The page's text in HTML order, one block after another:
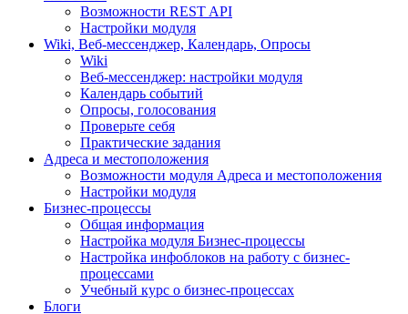
Возможности REST API
Настройки модуля
Wiki, Веб-мессенджер, Календарь, Опросы
Wiki
Веб-мессенджер: настройки модуля
Календарь событий
Опросы, голосования
Проверьте себя
Практические задания
Адреса и местоположения
Возможности модуля Адреса и местоположения
Настройки модуля
Бизнес-процессы
Общая информация
Настройка модуля Бизнес-процессы
Настройка инфоблоков на работу с бизнес-
процессами
Учебный курс о бизнес-процессах
Блоги